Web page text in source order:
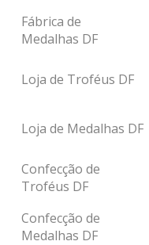
Fábrica de
Medalhas DF
Loja de Troféus DF
Loja de Medalhas DF
Confecção de
Troféus DF
Confecção de
Medalhas DF